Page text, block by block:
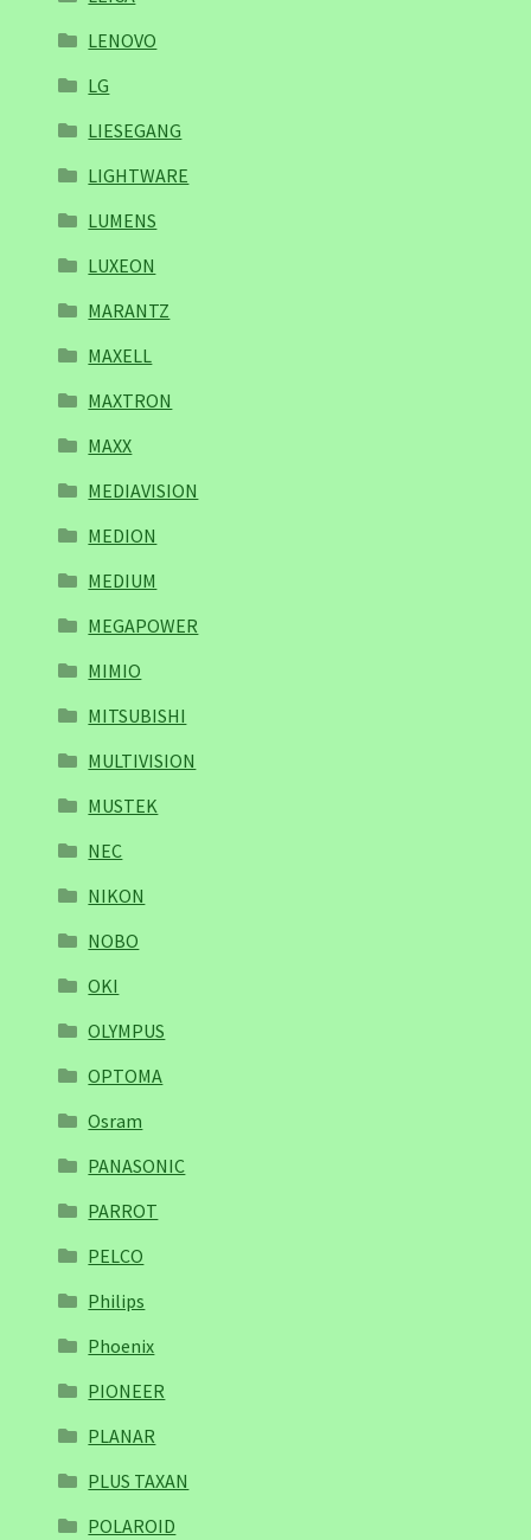
LENOVO
LG
LIESEGANG
LIGHTWARE
LUMENS
LUXEON
MARANTZ
MAXELL
MAXTRON
MAXX
MEDIAVISION
MEDION
MEDIUM
MEGAPOWER
MIMIO
MITSUBISHI
MULTIVISION
MUSTEK
NEC
NIKON
NOBO
OKI
OLYMPUS
OPTOMA
Osram
PANASONIC
PARROT
PELCO
Philips
Phoenix
PIONEER
PLANAR
PLUS TAXAN
POLAROID